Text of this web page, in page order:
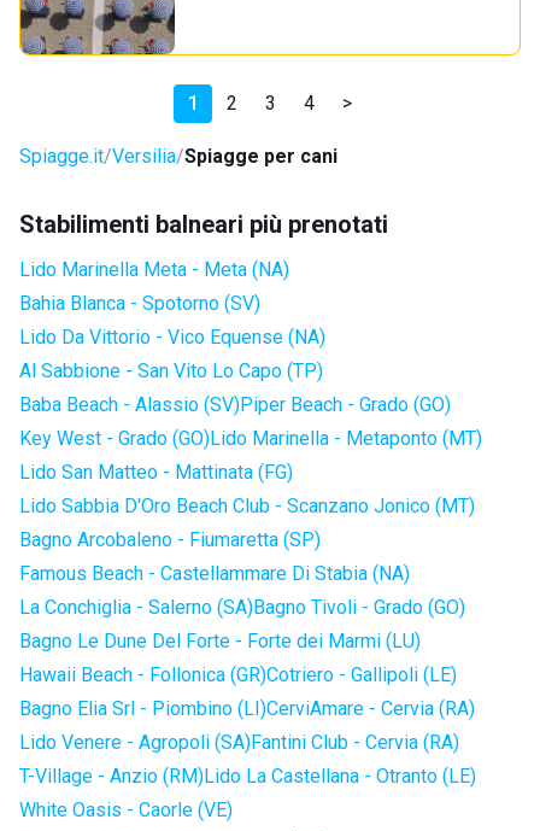
1 2 3 4 >
Spiagge.it Versilia Spiagge per cani
Stabilimenti balneari più prenotati
Lido Marinella Meta - Meta (NA)
Bahia Blanca - Spotorno (SV)
Lido Da Vittorio - Vico Equense (NA)
Al Sabbione - San Vito Lo Capo (TP)
Baba Beach - Alassio (SV)Piper Beach - Grado (GO)
Key West - Grado (GO)Lido Marinella - Metaponto (MT)
Lido San Matteo - Mattinata (FG)
Lido Sabbia D'Oro Beach Club - Scanzano Jonico (MT)
Bagno Arcobaleno - Fiumaretta (SP)
Famous Beach - Castellammare Di Stabia (NA)
La Conchiglia - Salerno (SA)Bagno Tivoli - Grado (GO)
Bagno Le Dune Del Forte - Forte dei Marmi (LU)
Hawaii Beach - Follonica (GR)Cotriero - Gallipoli (LE)
Bagno Elia Srl - Piombino (LI)CerviAmare - Cervia (RA)
Lido Venere - Agropoli (SA)Fantini Club - Cervia (RA)
T-Village - Anzio (RM)Lido La Castellana - Otranto (LE)
White Oasis - Caorle (VE)